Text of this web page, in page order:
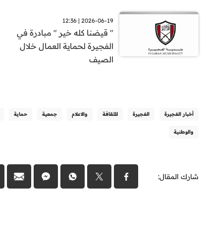
2026-06-19 | 12:36
" قيضنا كله خير " مبادرة في
الفجيرة لحماية العمال خلال
الصيف
أخبار الفجيرة الفجيرة للثقافة والاعلام جمعية حماية
والوطنية
شارك المقال: